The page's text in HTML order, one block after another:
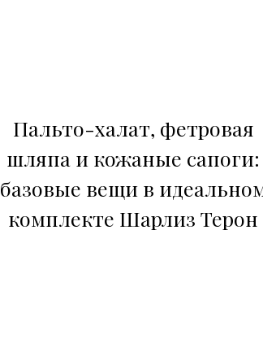
Пальто-халат, фетровая
шляпа и кожаные сапоги:
базовые вещи в
комплекте Шарлиз Терон